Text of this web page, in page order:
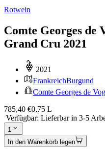
Rotwein
Comte Georges de
Grand Cru 2021
2021
FrankreichBurgund
Comte Georges de
785,40 €0,75 L
Verfügbar: Lieferbar in 3-5
1
In den Warenkorb legen